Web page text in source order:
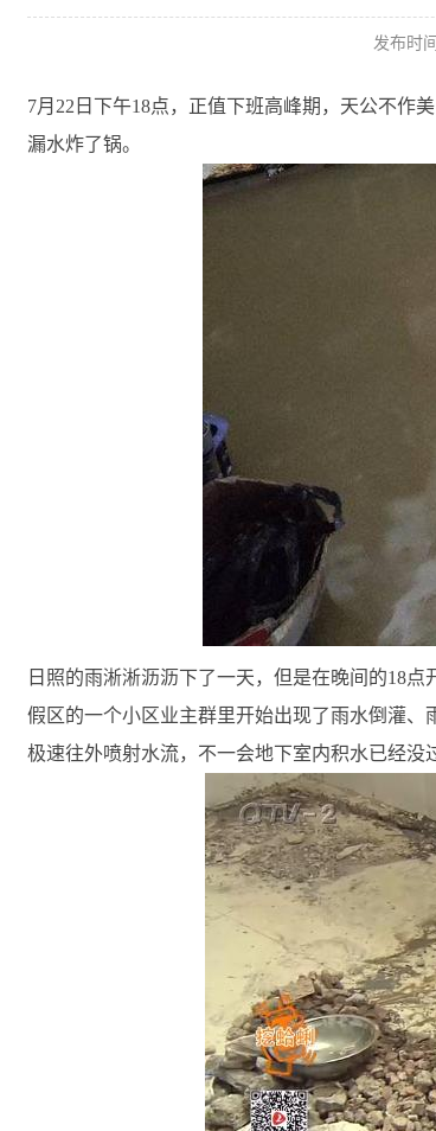
发布时
7月22日下午18点，正值下班高峰期，天公不作
漏水炸了锅。
日照的雨淅淅沥沥下了一天，但是在晚间的18
假区的一个小区业主群里开始出现了雨水倒灌
极速往外喷射水流，不一会地下室内积水已经没